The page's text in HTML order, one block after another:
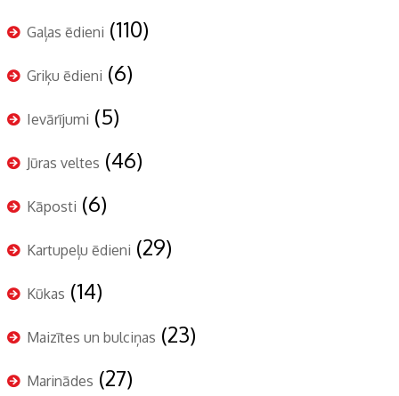
Gaļas ēdieni (110)
Griķu ēdieni (6)
Ievārījumi (5)
Jūras veltes (46)
Kāposti (6)
Kartupeļu ēdieni (29)
Kūkas (14)
Maizītes un bulciņas (23)
Marinādes (27)